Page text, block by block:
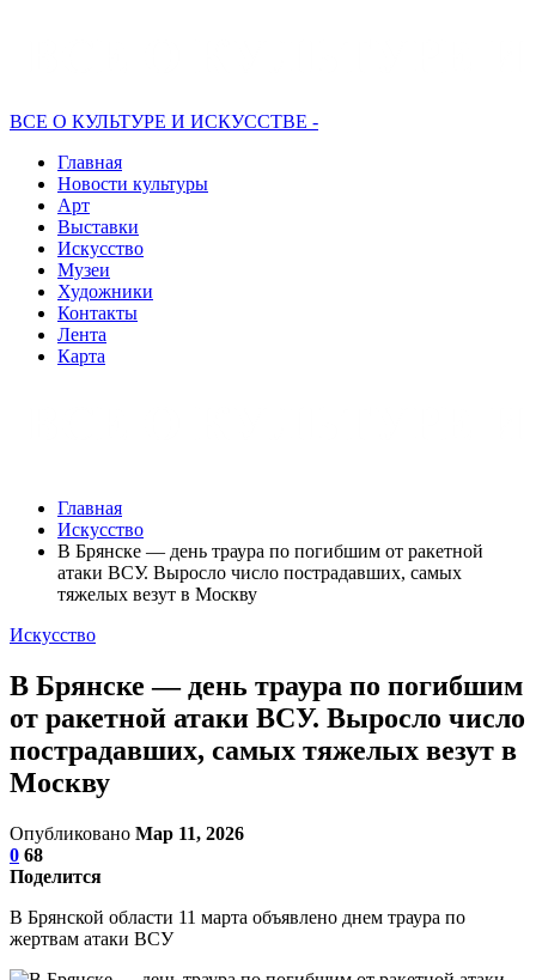
ВСЕ О КУЛЬТУРЕ И ИСКУССТВЕ -
Главная
Новости культуры
Арт
Выставки
Искусство
Музеи
Художники
Контакты
Лента
Карта
Главная
Искусство
В Брянске — день траура по погибшим от ракетной
атаки ВСУ. Выросло число пострадавших, самых
тяжелых везут в Москву
Искусство
В Брянске — день траура по погибшим
от ракетной атаки ВСУ. Выросло число
пострадавших, самых тяжелых везут в
Москву
Опубликовано Мар 11, 2026
0 68
Поделится
В Брянской области 11 марта объявлено днем траура по
жертвам атаки ВСУ